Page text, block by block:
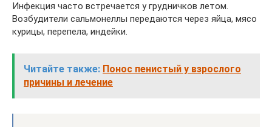
Инфекция часто встречается у грудничков летом.
Возбудители сальмонеллы передаются через яйца, мясо
курицы, перепела, индейки.
Читайте также: Понос пенистый у взрослого
причины и лечение